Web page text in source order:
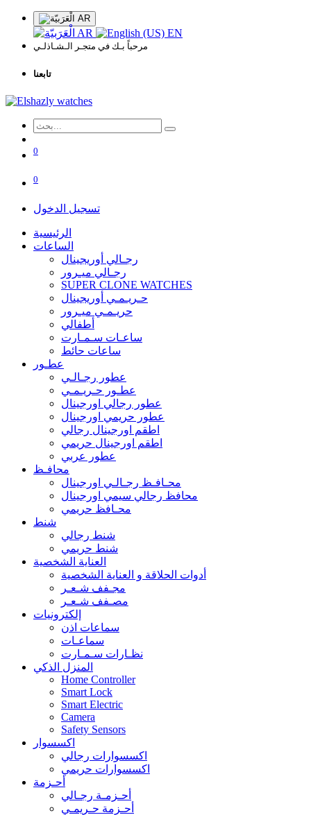
AR
AR EN
مرحباً بـك في متجـر الـشـاذلـي
تابعنا
0
0
تسجيل الدخول
الرئيسية
الساعات
رجـالي أوريجينال
رجـالي ميـرور
SUPER CLONE WATCHES
حـريـمـي أوريجينال
حريـمـي ميـرور
أطفالي
ساعـات سـمـارت
ساعات حائط
عطـور
عطور رجـالـي
عطـور حـريـمـي
عطور رجالي اورجينال
عطور حريمي اورجينال
اطقم اورجينال رجالي
اطقم اورجينال حريمي
عطور عربي
محافـظ
محـافـظ رجـالـي اورجينال
محافظ رجالي سيمي اورجينال
محـافظ حريمي
شنط
شنط رجالي
شنط حريمي
العناية الشخصية
أدوات الحلاقة و العناية الشخصية
مجـفف شـعـر
مصـفف شـعـر
إلكترونيات
سماعات اذن
سماعـات
نظـارات سـمـارت
المنزل الذكي
Home Controller
Smart Lock
Smart Electric
Camera
Safety Sensors
اكسسوار
اكسسوارات رجالي
اكسسوارات حريمي
أحـزمة
أحـزمـة رجـالي
أحـزمة حـريمـي